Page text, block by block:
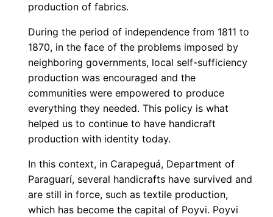
production of fabrics.
During the period of independence from 1811 to
1870, in the face of the problems imposed by
neighboring governments, local self-sufficiency
production was encouraged and the
communities were empowered to produce
everything they needed. This policy is what
helped us to continue to have handicraft
production with identity today.
In this context, in Carapeguá, Department of
Paraguarí, several handicrafts have survived and
are still in force, such as textile production,
which has become the capital of Poyvi. Poyvi